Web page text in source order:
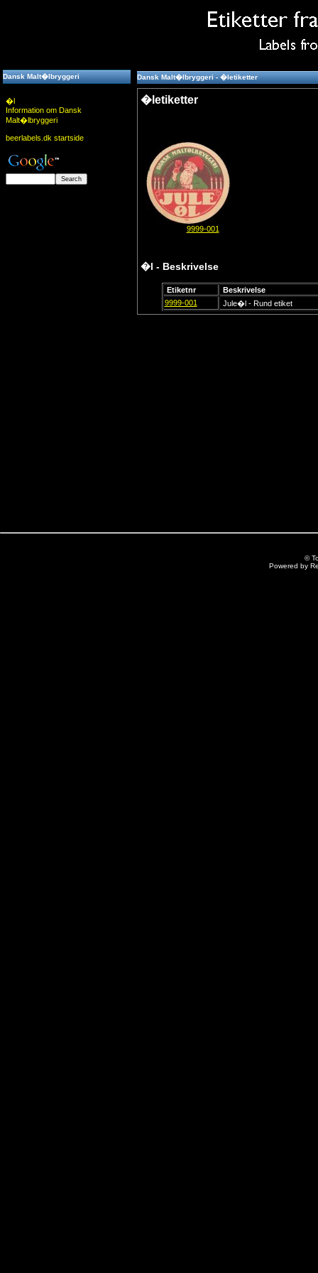
Dansk Malt�lbryggeri
�l
Information om Dansk
Malt�lbryggeri
beerlabels.dk startside
Dansk Malt�lbryggeri - �letiketter
�letiketter
9999-001
�l - Beskrivelse
Etiketnr
Beskrivelse
9999-001
Jule�l - Rund etiket
©
Powered by